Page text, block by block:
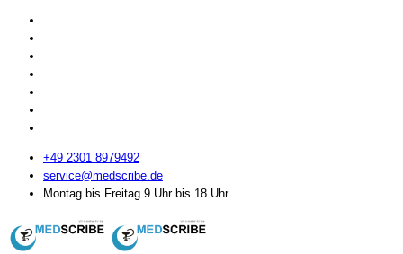
+49 2301 8979492
service@medscribe.de
Montag bis Freitag 9 Uhr bis 18 Uhr